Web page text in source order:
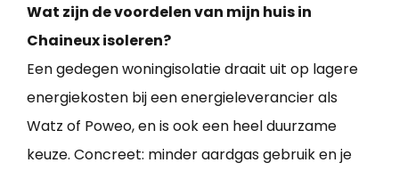
Wat zijn de voordelen van mijn huis in
Chaineux isoleren?
Een gedegen woningisolatie draait uit op lagere
energiekosten bij een energieleverancier als
Watz of Poweo, en is ook een heel duurzame
keuze. Concreet: minder aardgas gebruik en je